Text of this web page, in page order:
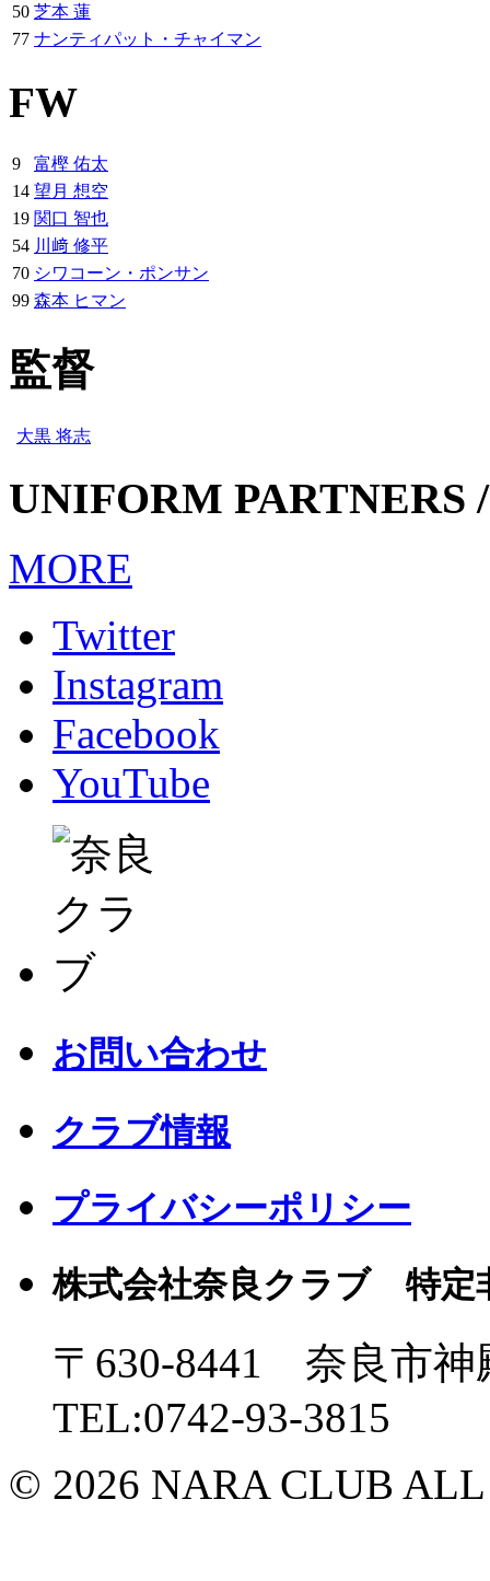
50 芝本 蓮
77 ナンティパット・チャイマン
FW
9
富樫 佑太
14 望月 想空
19 関口 智也
54 川﨑 修平
70 シワコーン・ポンサン
99 森本 ヒマン
監督
大黒 将志
UNIFORM PARTNERS
MORE
Twitter
Instagram
Facebook
YouTube
お問い合わせ
クラブ情報
プライバシーポリシー
株式会社奈良クラブ 特定
〒630-8441 奈良市
TEL:0742-93-3815
© 2026 NARA CLUB ALL